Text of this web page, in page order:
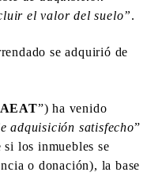
el valor del suelo”.
se adquirió de
AEAT”) ha venido
adquisición satisfecho”
los inmuebles se
o donación), la base